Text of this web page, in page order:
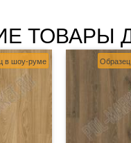
ТОВАРЫ
в шоу-руме